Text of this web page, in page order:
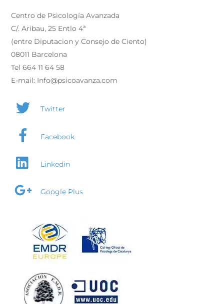
Centro de Psicología Avanzada
C/. Aribau, 25 Entlo 4ª
(entre Diputacion y Consejo de Ciento)
08011 Barcelona
Tel 664 11 64 58
E-mail: Info@psicoavanza.com
Twitter
Facebook
Linkedin
Google Plus